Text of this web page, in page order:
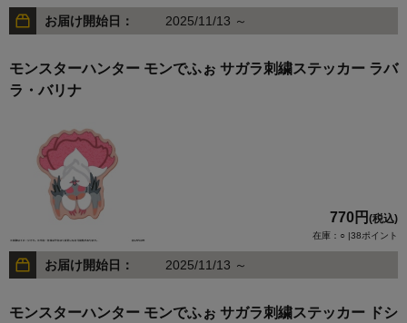
お届け開始日： 2025/11/13 ～
モンスターハンター モンでふぉ サガラ刺繍ステッカー ラバ
ラ・バリナ
770円 (税込)
在庫：○ |38ポイント
お届け開始日： 2025/11/13 ～
モンスターハンター モンでふぉ サガラ刺繍ステッカー ドシ